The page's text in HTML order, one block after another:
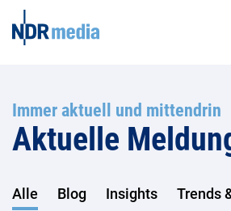
Immer aktuell und mittendrin
Aktuelle
Alle Blog Insights Trends